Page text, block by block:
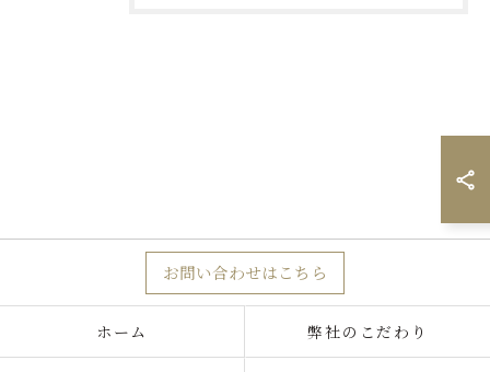
お問い合わせはこちら
ホーム 弊社のこだわり